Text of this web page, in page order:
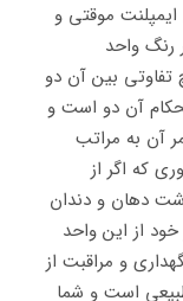
موقتی و
رنگ واحد
تفاوتی بین آن دو
آن دو است و
آن به مراتب
که اگر از
دهان و دندان
از این واحد
و مراقبت از
است و شما